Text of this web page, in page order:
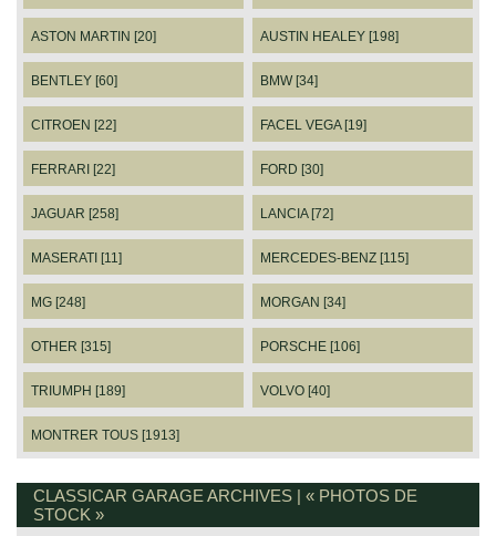
ASTON MARTIN [20] AUSTIN HEALEY [198]
BENTLEY [60] BMW [34]
CITROEN [22] FACEL VEGA [19]
FERRARI [22] FORD [30]
JAGUAR [258] LANCIA [72]
MASERATI [11] MERCEDES-BENZ [115]
MG [248] MORGAN [34]
OTHER [315] PORSCHE [106]
TRIUMPH [189] VOLVO [40]
MONTRER TOUS [1913]
CLASSICAR GARAGE ARCHIVES | « PHOTOS DE
STOCK »